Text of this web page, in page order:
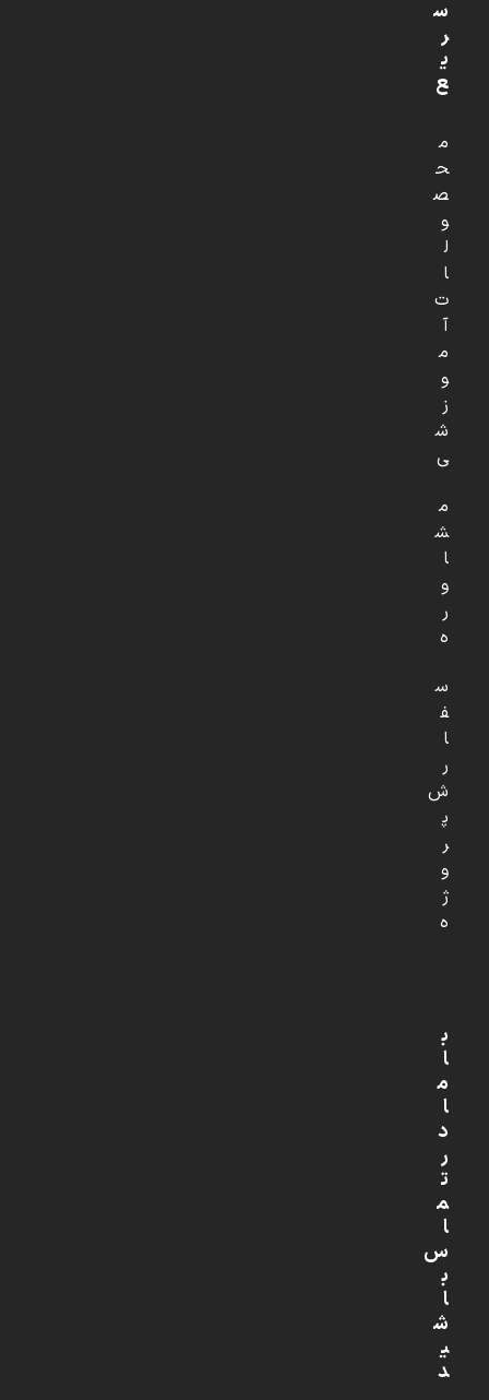
س
ر
ی
ع
م
ح
ص
و
ل
ا
ت
آ
م
و
ز
ش
ی
م
ش
ا
و
ر
ه
س
ف
ا
ر
ش
پ
ر
و
ژ
ه
ب
ا
م
ا
د
ر
ت
م
ا
س
ب
ا
ش
ی
د